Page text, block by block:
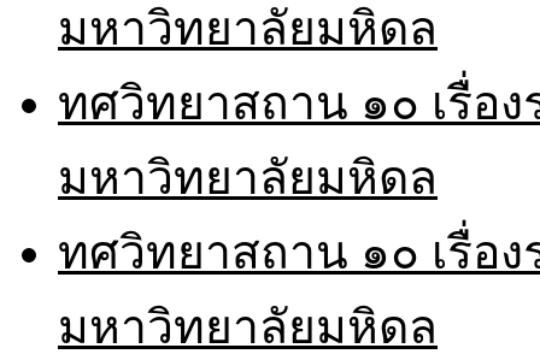
มหาวิทยาลัยมหิดล
ทศวิทยาสถาน ๑๐ เรื่อ
มหาวิทยาลัยมหิดล
ทศวิทยาสถาน ๑๐ เรื่อ
มหาวิทยาลัยมหิดล